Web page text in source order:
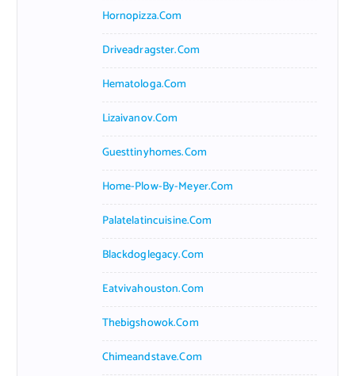
Hornopizza.com
Driveadragster.com
Hematologa.com
Lizaivanov.com
Guesttinyhomes.com
Home-Plow-By-Meyer.com
Palatelatincuisine.com
Blackdoglegacy.com
Eatvivahouston.com
Thebigshowok.com
Chimeandstave.com